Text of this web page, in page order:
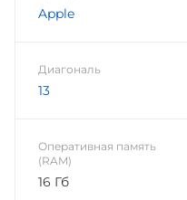
Apple
Диагональ
13
Оперативная память
(RAM)
16 Гб